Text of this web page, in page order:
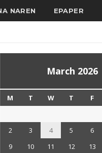
NAREN EPAPER
March 2026
M T W T F
2
3 4 5 6
9
10 11 12 13